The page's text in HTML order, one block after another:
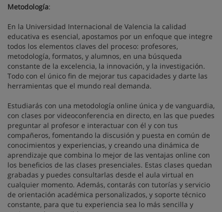
Metodología:
En la Universidad Internacional de Valencia la calidad
educativa es esencial, apostamos por un enfoque que integre
todos los elementos claves del proceso: profesores,
metodología, formatos, y alumnos, en una búsqueda
constante de la excelencia, la innovación, y la investigación.
Todo con el único fin de mejorar tus capacidades y darte las
herramientas que el mundo real demanda.
Estudiarás con una metodología online única y de vanguardia,
con clases por videoconferencia en directo, en las que puedes
preguntar al profesor e interactuar con él y con tus
compañeros, fomentando la discusión y puesta en común de
conocimientos y experiencias, y creando una dinámica de
aprendizaje que combina lo mejor de las ventajas online con
los beneficios de las clases presenciales. Estas clases quedan
grabadas y puedes consultarlas desde el aula virtual en
cualquier momento. Además, contarás con tutorías y servicio
de orientación académica personalizados, y soporte técnico
constante, para que tu experiencia sea lo más sencilla y